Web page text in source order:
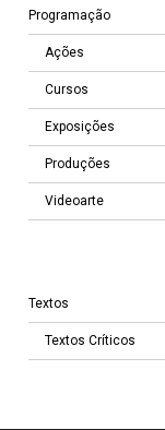
Programação
Ações
Cursos
Exposições
Produções
Videoarte
Textos
Textos Críticos